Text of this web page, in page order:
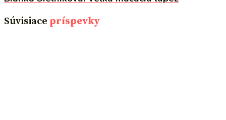
Súvisiace príspevky